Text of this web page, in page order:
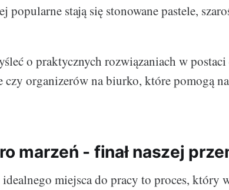
popularne stają się stonowane pastele,
o praktycznych rozwiązaniach w postaci
czy organizerów na biurko, które pomogą
marzeń - finał naszej
miejsca do pracy to proces, który